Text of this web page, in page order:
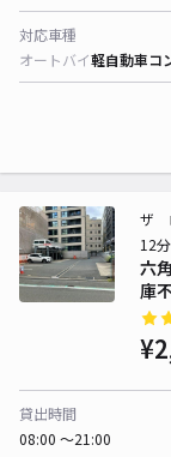
対応車種
オートバイ軽自動車コ
六
庫
ザ
12分
貸出時間
08:00 〜21:00